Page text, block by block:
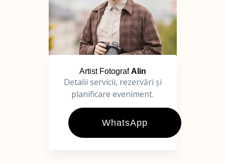
Artist FotografAlin
Detalii servicii, rezervări și
planificare eveniment.
WhatsApp